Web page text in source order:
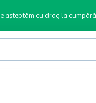
așteptăm cu drag la